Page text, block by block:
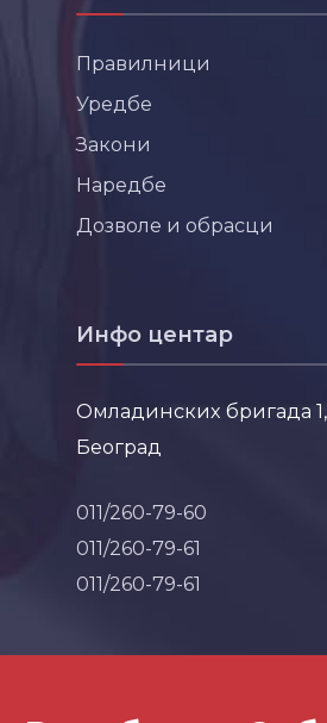
Правилници
Уредбе
Закони
Наредбе
Дозволе и обрасци
Инфо центар
Омладинских бригада
Београд
011/260-79-60
011/260-79-61
011/260-79-61